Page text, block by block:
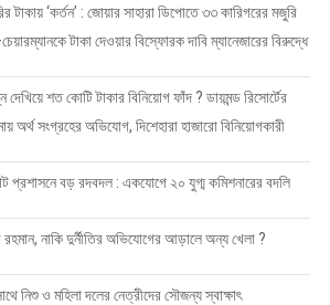
টাকায় ‘কর্তন’ : জোয়ার সাহারা ডিপোতে ৩৩ কারিগরের মজুরি
টাকা দেওয়ার বিস্ফোরক দাবি ম্যানেজারের বিরুদ্ধে
শত কোটি টাকার বিনিয়োগ ফাঁদ ? ডায়মন্ড রিসোর্টের
অর্থ সংগ্রহের অভিযোগ, দিশেহারা হাজারো বিনিয়োগকারী
প্রশাসনে বড় রদবদল : একযোগে ২০ যুগ্ম কমিশনারের বদলি
নাকি দুর্নীতির অভিযোগের আড়ালে অন্য খেলা ?
নিশু ও মহিলা দলের নেত্রীদের সৌজন্য স্বাক্ষাৎ